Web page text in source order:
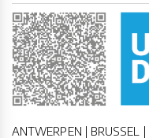
ANTWERPEN | BRUSSEL |